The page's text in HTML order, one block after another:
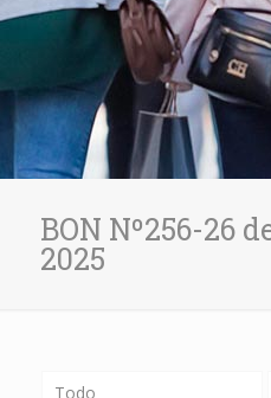
BON Nº256-26
2025
Todo